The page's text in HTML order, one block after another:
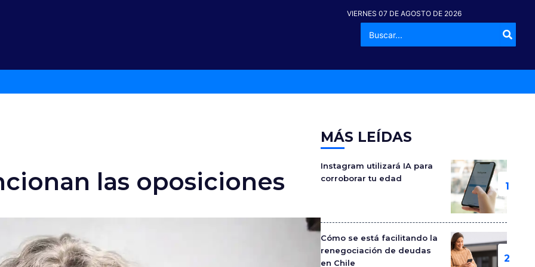
VIERNES 07 DE AGOSTO DE 2026
-º
por:
las oposiciones
MÁS LEÍDAS
Instagram utilizará IA para
corroborar tu edad
Cómo se está facilitando la
renegociación de deudas
en Chile